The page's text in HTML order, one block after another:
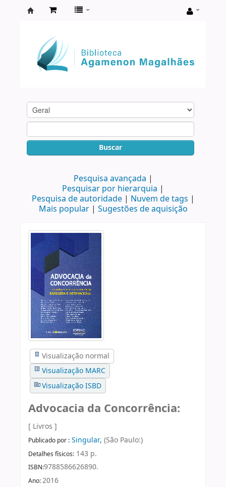
Agamenon
Magalhães
Buscar
Pesquisa avançada
Pesquisar por hierarquia
Pesquisa de autoridade
Nuvem de tags
Mais popular
Sugestões de aquisição
Visualização normal
Visualização MARC
Visualização ISBD
Advocacia da Concorrência:
[ Livros ]
Publicado por : Singular, (São Paulo:)
Detalhes físicos: 143 p.
ISBN:9788586626890.
Ano:2016